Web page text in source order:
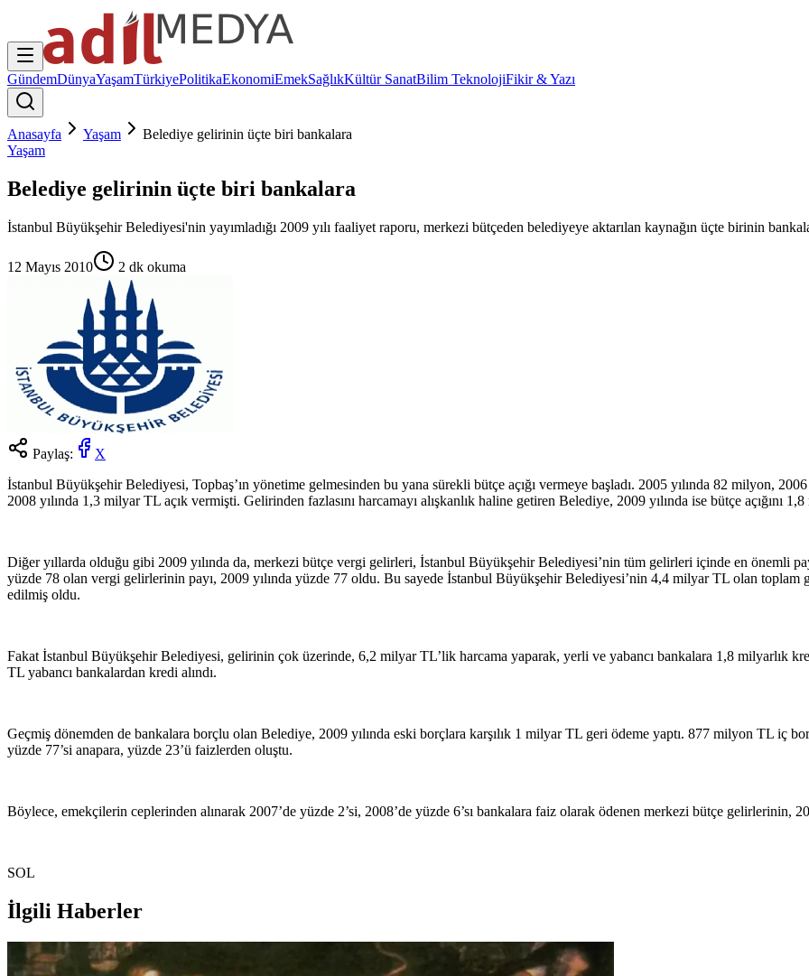
GündemDünyaYaşamTürkiyePolitikaEkonomiEmekSağlıkKültür SanatBilim TeknolojiFikir & Yazı
Anasayfa Yaşam
Belediye gelirinin üçte biri bankalara
Yaşam
Belediye gelirinin üçte biri bankalara
İstanbul Büyükşehir Belediyesi'nin yayımladığı 2009 yılı faaliyet raporu, merkezi bütçeden belediyeye aktarılan kaynağın üçte birinin
12 Mayıs 2010 2 dk okuma
Paylaş:
X
İstanbul Büyükşehir Belediyesi, Topbaş’ın yönetime gelmesinden bu yana sürekli bütçe açığı vermeye başladı. 2005 yılında 82 milyon,
2008 yılında 1,3 milyar TL açık vermişti. Gelirinden fazlasını harcamayı alışkanlık haline getiren Belediye, 2009 yılında ise bütçe açığını
Diğer yıllarda olduğu gibi 2009 yılında da, merkezi bütçe vergi gelirleri, İstanbul Büyükşehir Belediyesi’nin tüm gelirleri içinde en önemli
yüzde 78 olan vergi gelirlerinin payı, 2009 yılında yüzde 77 oldu. Bu sayede İstanbul Büyükşehir Belediyesi’nin 4,4 milyar TL olan toplam
edilmiş oldu.
Fakat İstanbul Büyükşehir Belediyesi, gelirinin çok üzerinde, 6,2 milyar TL’lik harcama yaparak, yerli ve yabancı bankalara 1,8 milyarlık
TL yabancı bankalardan kredi alındı.
Geçmiş dönemden de bankalara borçlu olan Belediye, 2009 yılında eski borçlara karşılık 1 milyar TL geri ödeme yaptı. 877 milyon TL iç
yüzde 77’si anapara, yüzde 23’ü faizlerden oluştu.
Böylece, emekçilerin ceplerinden alınarak 2007’de yüzde 2’si, 2008’de yüzde 6’sı bankalara faiz olarak ödenen merkezi bütçe gelirlerinin,
SOL
İlgili Haberler